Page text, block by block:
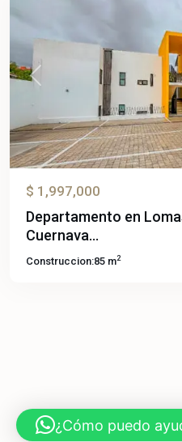
Previous
$ 1,997,000
Departamento en
Cuernava...
Construccion:85 m2
¿Cómo puedo